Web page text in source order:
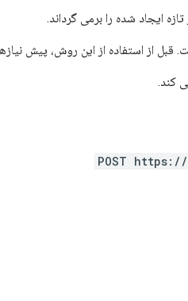
ایجاد شده را برمی گرداند.
از استفاده از این روش، پیش
کند.
POST